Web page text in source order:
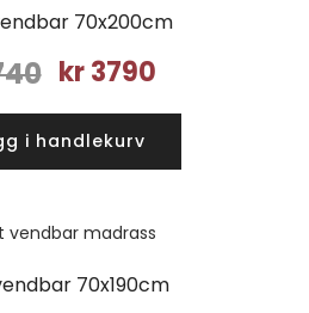
70x200cm
Opprinnelig
var:
kr4740.
kr 3790Nåværende
kr3790.
i handlekurv
70x190cm